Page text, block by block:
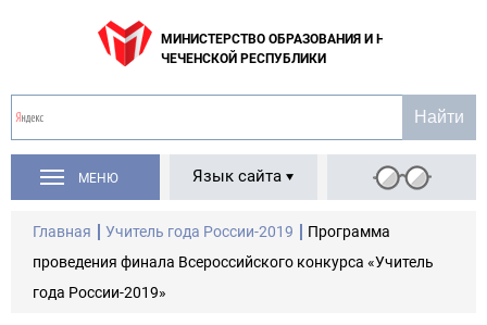
МИНИСТЕРСТВО ОБРАЗОВАНИЯ И НАУКИ
ЧЕЧЕНСКОЙ РЕСПУБЛИКИ
МЕНЮ Язык сайта
Главная Учитель года России-2019
Программа
проведения финала Всероссийского конкурса «Учитель
года России-2019»